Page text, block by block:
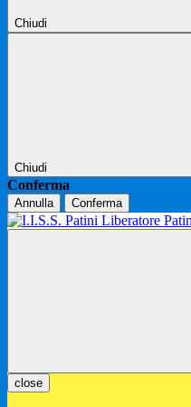
Chiudi
Chiudi
Conferma
Annulla Conferma
close